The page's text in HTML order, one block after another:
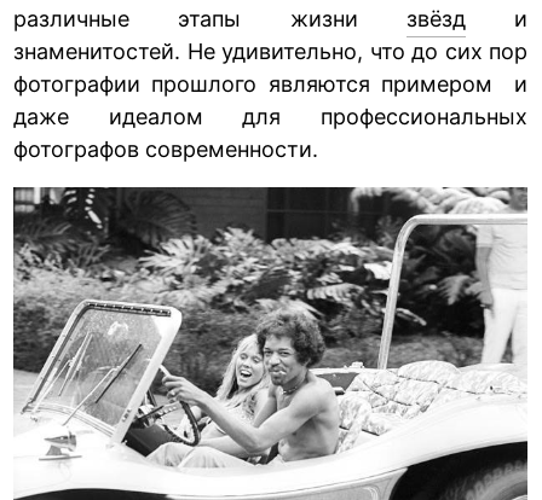
различные этапы жизни звёзди
знаменитостей. Не удивительно, что до сих пор
фотографии прошлого являются примером и
даже идеалом для профессиональных
фотографов современности.